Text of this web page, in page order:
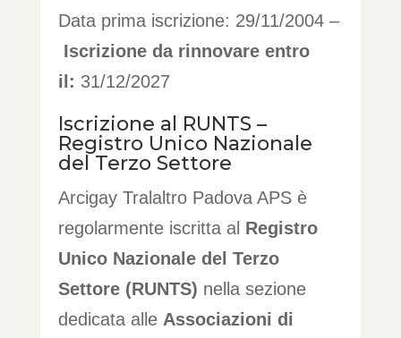
Data prima iscrizione: 29/11/2004 –
Iscrizione da rinnovare entro
il: 31/12/2027
Iscrizione al RUNTS –
Registro Unico Nazionale
del Terzo Settore
Arcigay Tralaltro Padova APS è
regolarmente iscritta al Registro
Unico Nazionale del Terzo
Settore (RUNTS) nella sezione
dedicata alle Associazioni di